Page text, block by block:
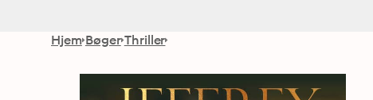
Hjem Bøger Thriller